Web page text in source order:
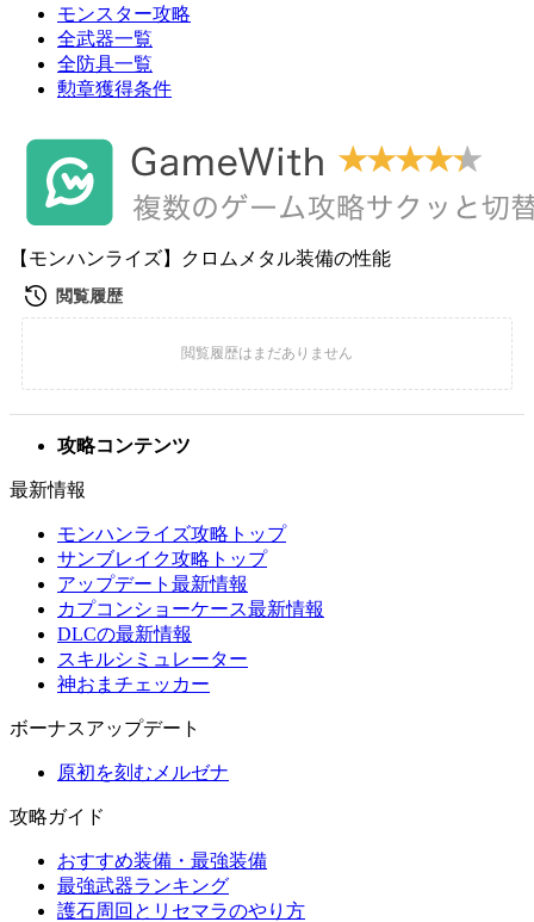
モンスター攻略
全武器一覧
全防具一覧
勲章獲得条件
【モンハンライズ】クロムメタル装備の性能
攻略コンテンツ
最新情報
モンハンライズ攻略トップ
サンブレイク攻略トップ
アップデート最新情報
カプコンショーケース最新情報
DLCの最新情報
スキルシミュレーター
神おまチェッカー
ボーナスアップデート
原初を刻むメルゼナ
攻略ガイド
おすすめ装備・最強装備
最強武器ランキング
護石周回とリセマラのやり方